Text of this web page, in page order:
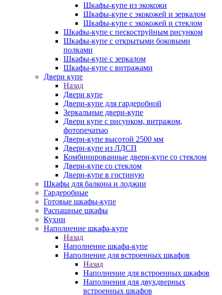
Шкафы-купе из экокожи
Шкафы-купе с экокожей и зеркалом
Шкафы-купе с экокожей и стеклом
Шкафы-купе с пескоструйным рисунком
Шкафы-купе с открытыми боковыми
полками
Шкафы-купе с зеркалом
Шкафы-купе с витражами
Двери купе
Назад
Двери купе
Двери-купе для гардеробной
Зеркальные двери-купе
Двери купе с рисунком, витражом,
фотопечатью
Двери-купе высотой 2500 мм
Двери-купе из ЛДСП
Комбинированные двери-купе со стеклом
Двери-купе со стеклом
Двери-купе в гостиную
Шкафы для балкона и лоджии
Гардеробные
Готовые шкафы-купе
Распашные шкафы
Кухни
Наполнение шкафа-купе
Назад
Наполнение шкафа-купе
Наполнение для встроенных шкафов
Назад
Наполнение для встроенных шкафов
Наполнения для двухдверных
встроенных шкафов